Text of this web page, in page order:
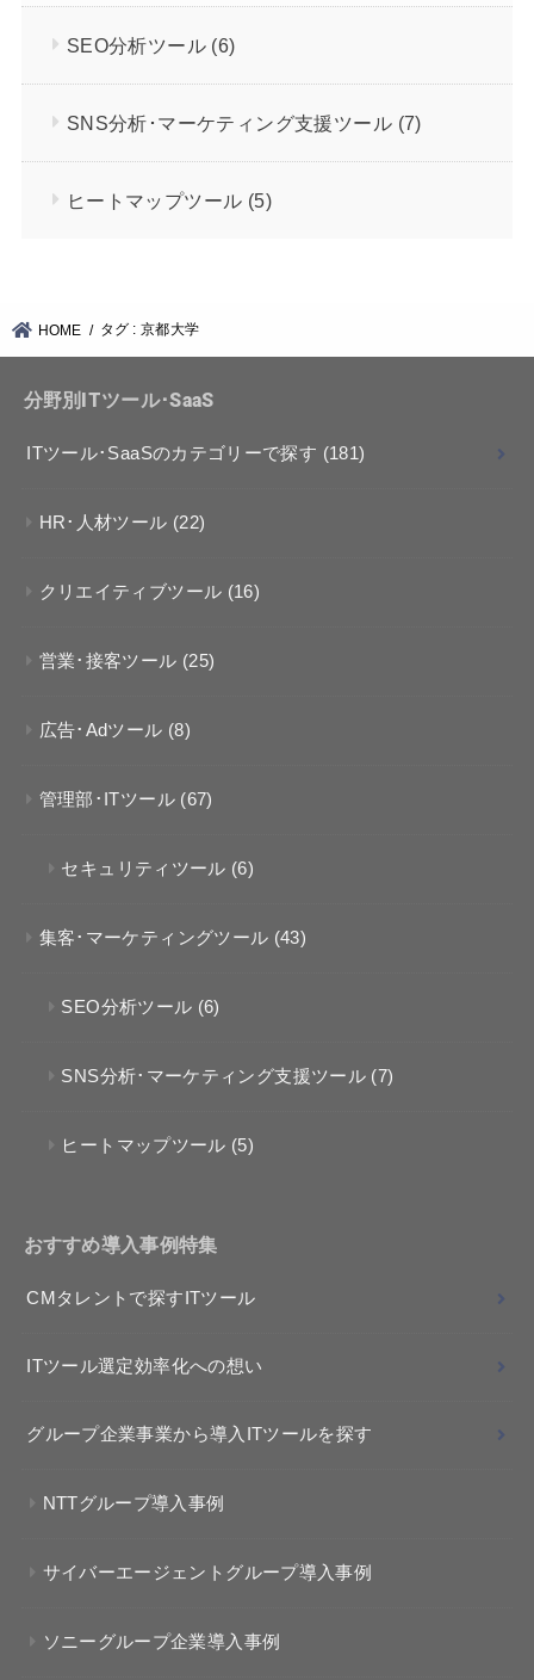
SEO分析ツール (6)
SNS分析･マーケティング支援ツール (7)
ヒートマップツール (5)
HOME タグ : 京都大学
分野別ITツール･SaaS
ITツール･SaaSのカテゴリーで探す (181)
HR･人材ツール (22)
クリエイティブツール (16)
営業･接客ツール (25)
広告･Adツール (8)
管理部･ITツール (67)
セキュリティツール (6)
集客･マーケティングツール (43)
SEO分析ツール (6)
SNS分析･マーケティング支援ツール (7)
ヒートマップツール (5)
おすすめ導入事例特集
CMタレントで探すITツール
ITツール選定効率化への想い
グループ企業事業から導入ITツールを探す
NTTグループ導入事例
サイバーエージェントグループ導入事例
ソニーグループ企業導入事例